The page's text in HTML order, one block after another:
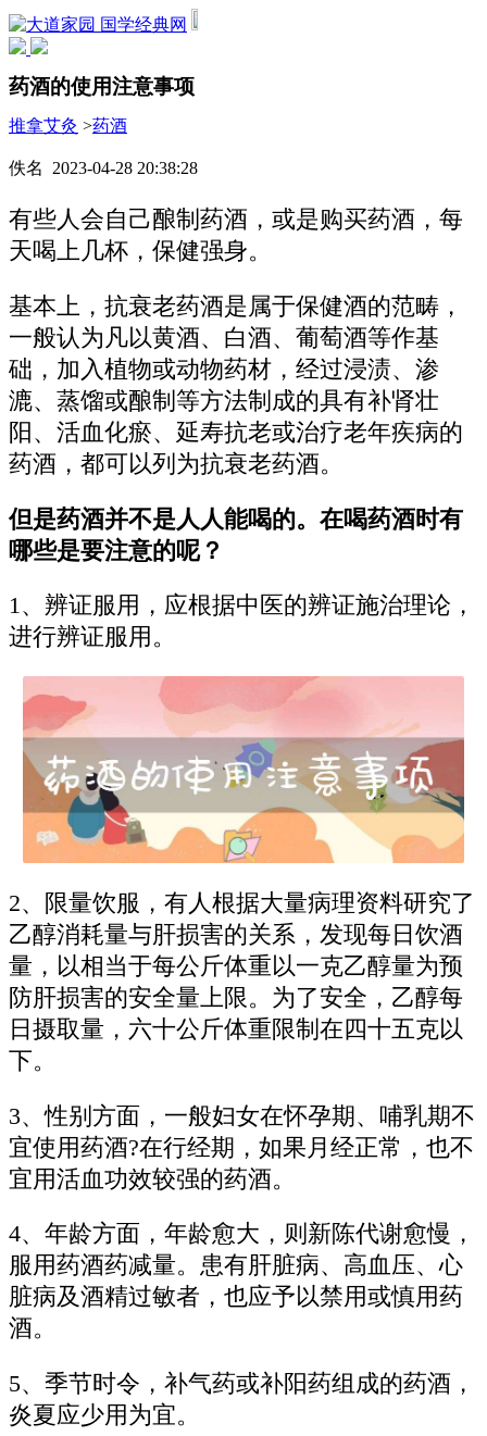
国学经典网
药酒的使用注意事项
推拿艾灸 >药酒
佚名 2023-04-28 20:38:28
有些人会自己酿制药酒，或是购买药酒，每
天喝上几杯，保健强身。
基本上，抗衰老药酒是属于保健酒的范畴，
一般认为凡以黄酒、白酒、葡萄酒等作基
础，加入植物或动物药材，经过浸渍、渗
漉、蒸馏或酿制等方法制成的具有补肾壮
阳、活血化瘀、延寿抗老或治疗老年疾病的
药酒，都可以列为抗衰老药酒。
但是药酒并不是人人能喝的。在喝药酒时有
哪些是要注意的呢？
1、辨证服用，应根据中医的辨证施治理论，
进行辨证服用。
2、限量饮服，有人根据大量病理资料研究了
乙醇消耗量与肝损害的关系，发现每日饮酒
量，以相当于每公斤体重以一克乙醇量为预
防肝损害的安全量上限。为了安全，乙醇每
日摄取量，六十公斤体重限制在四十五克以
下。
3、性别方面，一般妇女在怀孕期、哺乳期不
宜使用药酒?在行经期，如果月经正常，也不
宜用活血功效较强的药酒。
4、年龄方面，年龄愈大，则新陈代谢愈慢，
服用药酒药减量。患有肝脏病、高血压、心
脏病及酒精过敏者，也应予以禁用或慎用药
酒。
5、季节时令，补气药或补阳药组成的药酒，
炎夏应少用为宜。